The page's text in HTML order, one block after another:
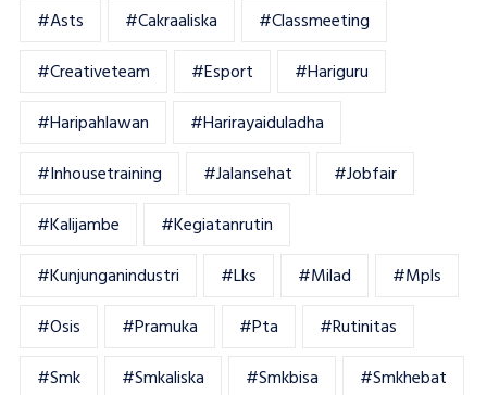
#asts
#cakraaliska
#classmeeting
#creativeteam
#esport
#hariguru
#haripahlawan
#harirayaiduladha
#inhousetraining
#jalansehat
#jobfair
#kalijambe
#kegiatanrutin
#kunjunganindustri
#lks #milad
#mpls
#osis
#pramuka #pta
#rutinitas
#smk
#smkaliska #smkbisa
#smkhebat